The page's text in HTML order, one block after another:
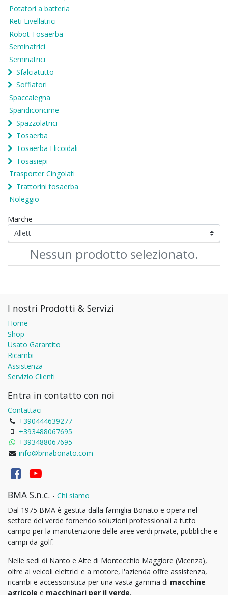
Potatori a batteria
Reti Livellatrici
Robot Tosaerba
Seminatrici
Seminatrici
Sfalciatutto
Soffiatori
Spaccalegna
Spandiconcime
Spazzolatrici
Tosaerba
Tosaerba Elicoidali
Tosasiepi
Trasporter Cingolati
Trattorini tosaerba
Noleggio
Marche
Nessun prodotto selezionato.
I nostri Prodotti & Servizi
Home
Shop
Usato Garantito
Ricambi
Assistenza
Servizio Clienti
Entra in contatto con noi
Contattaci
+390444639277
+393488067695
+393488067695
info@bmabonato.com
BMA S.n.c. - Chi siamo
Dal 1975 BMA è gestita dalla famiglia Bonato e opera nel
settore del verde fornendo soluzioni professionali a tutto
campo per la manutenzione delle aree verdi private, pubbliche e
campi da golf.
Nelle sedi di Nanto e Alte di Montecchio Maggiore (Vicenza),
oltre ai veicoli elettrici e a motore, l'azienda offre assistenza,
ricambi e accessoristica per una vasta gamma di macchine
agricole e macchinari per il verde.